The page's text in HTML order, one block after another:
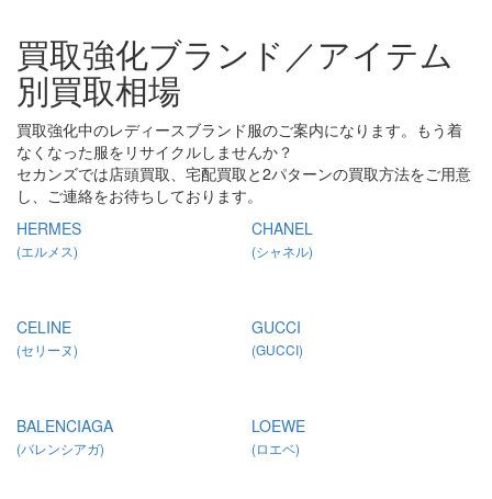
買取強化ブランド／アイテム
別買取相場
買取強化中のレディースブランド服のご案内になります。もう着
なくなった服をリサイクルしませんか？
セカンズでは店頭買取、宅配買取と2パターンの買取方法をご用意
し、ご連絡をお待ちしております。
HERMES
(エルメス)
CHANEL
(シャネル)
CELINE
(セリーヌ)
GUCCI
(GUCCI)
BALENCIAGA
(バレンシアガ)
LOEWE
(ロエベ)